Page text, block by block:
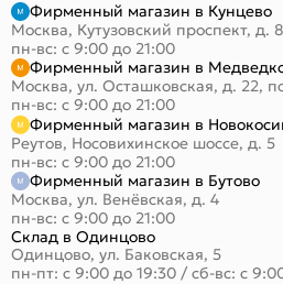
Фирменный магазин в Кунцево
Москва, Кутузовский проспект, д.
пн-вс: с 9:00 до 21:00
Фирменный магазин в
Москва, ул. Осташковская, д. 22,
пн-вс: с 9:00 до 21:00
Фирменный магазин в
Реутов, Носовихинское шоссе, д. 5
пн-вс: с 9:00 до 21:00
Фирменный магазин в Бутово
Москва, ул. Венёвская, д. 4
пн-вс: с 9:00 до 21:00
Склад в Одинцово
Одинцово, ул. Баковская, 5
пн-пт: с 9:00 до 19:30 / сб-вс: с